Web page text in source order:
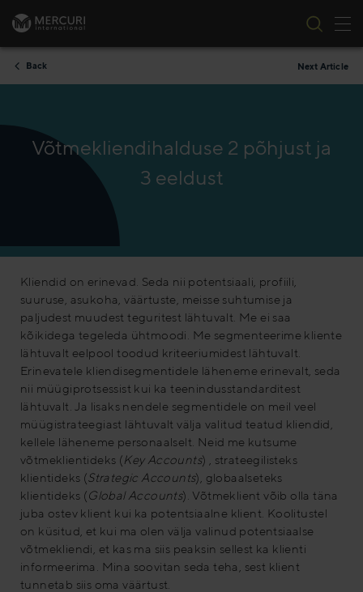
Skip to content
Back Next Article
Võtmekliendihalduse 2 põhjust ja
3 eeldust
Kliendid on erinevad. Seda nii potentsiaali, profiili,
suuruse, asukoha, väärtuste, meisse suhtumise ja
paljudest muudest teguritest lähtuvalt. Me ei saa
kõikidega tegeleda ühtmoodi. Me segmenteerime kliente
lähtuvalt eelpool toodud kriteeriumidest lähtuvalt.
Erinevatele kliendisegmentidele läheneme erinevalt, seda
nii müügiprotsessist kui ka teenindusstandarditest
lähtuvalt. Ja lisaks nendele segmentidele on meil veel
müügistrateegiast lähtuvalt välja valitud teatud kliendid,
kellele läheneme personaalselt. Neid me kutsume
võtmeklientideks (Key Accounts) , strateegilisteks
klientideks (Strategic Accounts), globaalseteks
klientideks (Global Accounts). Võtmeklient võib olla täna
juba ostev klient kui ka potentsiaalne klient. Koolitustel
on küsitud, et kui ma olen välja valinud potentsiaalse
võtmekliendi, et kas ma siis peaksin sellest ka klienti
informeerima. Mina soovitan seda teha, sest klient
tunnetab siis oma väärtust.